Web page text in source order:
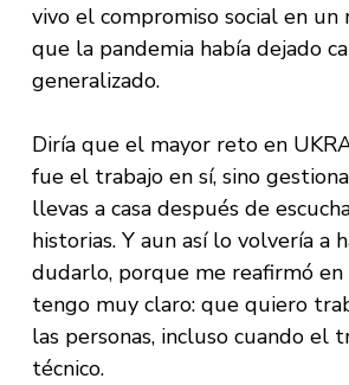
vivo el compromiso social en
que la pandemia había dejado
generalizado.
Diría que el mayor reto en
fue el trabajo en sí, sino
llevas a casa después de
historias. Y aun así lo volvería a
dudarlo, porque me reafirmó
tengo muy claro: que quiero
las personas, incluso cuando el
técnico.